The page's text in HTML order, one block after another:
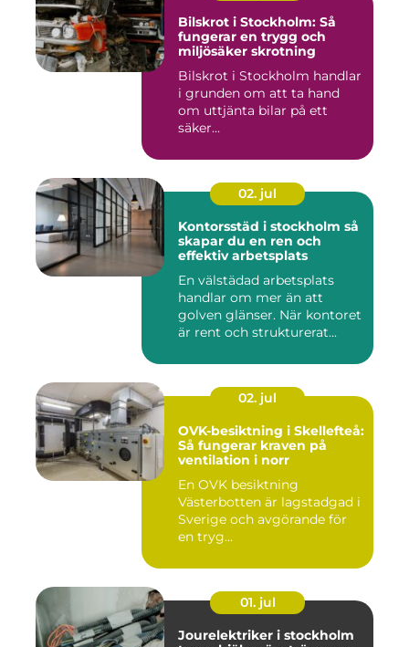
Bilskrot i Stockholm: Så
fungerar en trygg och
miljösäker skrotning
Bilskrot i Stockholm handlar
i grunden om att ta hand
om uttjänta bilar på ett
säker...
02. jul
Kontorsstäd i stockholm så
skapar du en ren och
effektiv arbetsplats
En välstädad arbetsplats
handlar om mer än att
golven glänser. När kontoret
är rent och strukturerat...
02. jul
OVK-besiktning i Skellefteå:
Så fungerar kraven på
ventilation i norr
En OVK besiktning
Västerbotten är lagstadgad i
Sverige och avgörande för
en tryg...
01. jul
Jourelektriker i stockholm